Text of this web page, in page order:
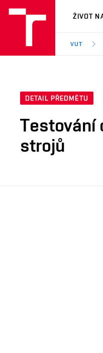
VUT
ŽIVOT
VUT
DETAIL PŘEDMĚTU
Testování
strojů